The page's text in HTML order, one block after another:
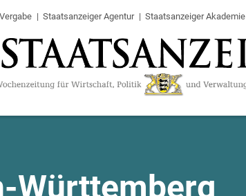
Vergabe Staatsanzeiger Agentur Staatsanzeiger Akademie
Württemberg